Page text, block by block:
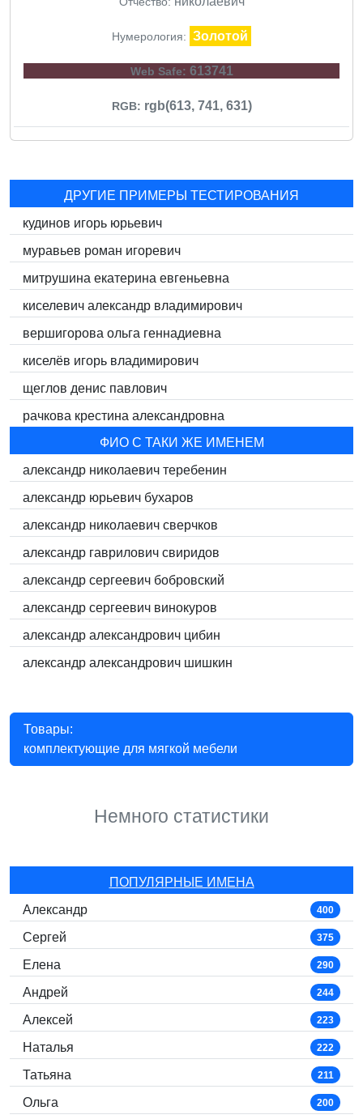
Нумерология: Золотой
Web Safe: 613741
RGB: rgb(613, 741, 631)
ДРУГИЕ ПРИМЕРЫ ТЕСТИРОВАНИЯ
кудинов игорь юрьевич
муравьев роман игоревич
митрушина екатерина евгеньевна
киселевич александр владимирович
вершигорова ольга геннадиевна
киселёв игорь владимирович
щеглов денис павлович
рачкова крестина александровна
ФИО С ТАКИ ЖЕ ИМЕНЕМ
александр николаевич теребенин
александр юрьевич бухаров
александр николаевич сверчков
александр гаврилович свиридов
александр сергеевич бобровский
александр сергеевич винокуров
александр александрович цибин
александр александрович шишкин
Товары:
комплектующие для мягкой мебели
Немного статистики
ПОПУЛЯРНЫЕ ИМЕНА
Александр
400
Сергей 375
Елена 290
Андрей 244
Алексей 223
Наталья 222
Татьяна 211
Ольга 200